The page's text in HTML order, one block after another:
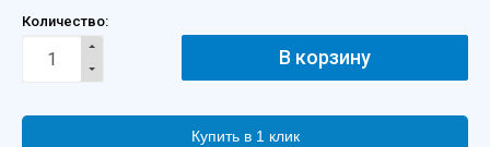
Количество:
Купить в 1 клик